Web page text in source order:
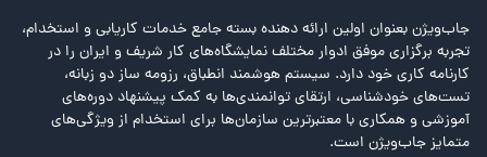
جاب‌ویژن بعنوان اولین ارائه دهنده بسته جامع خدمات کاریابی و استخدام،
تجربه برگزاری موفق ادوار مختلف نمایشگاه‌های کار شریف و ایران را در
کارنامه کاری خود دارد. سیستم هوشمند انطباق، رزومه ساز دو زبانه،
تست‌های خودشناسی، ارتقای توانمندی‌ها به کمک پیشنهاد دوره‌های
آموزشی و همکاری با معتبرترین سازمان‌ها برای استخدام از ویژگی‌های
متمایز جاب‌ویژن است.